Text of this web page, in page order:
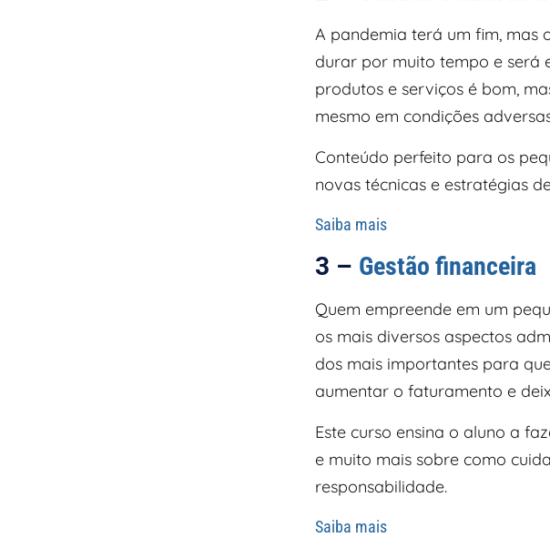
A pandemia terá um fim, mas
durar por muito tempo e será
produtos e serviços é bom,
mesmo em condições
Conteúdo perfeito para os
novas técnicas e estratégias
Saiba mais
3 – Gestão financeira
Quem empreende em um
os mais diversos aspectos
dos mais importantes para
aumentar o faturamento e
Este curso ensina o aluno a
e muito mais sobre como
responsabilidade.
Saiba mais